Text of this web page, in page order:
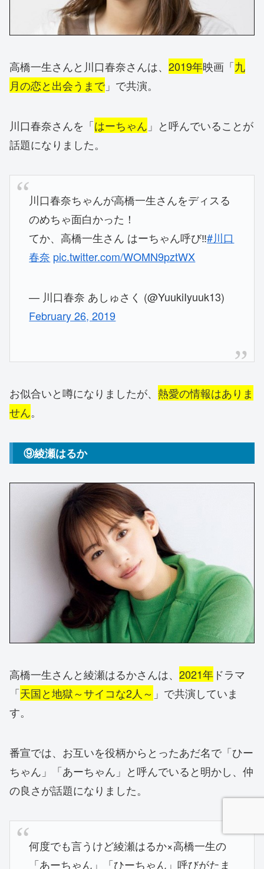
高橋一生さんと川口春奈さんは、 2019年映画「九
月の恋と出会うまで」で共演。
川口春奈さんを「はーちゃん 」と呼んでいることが
話題になりました。
川口春奈ちゃんが高橋一生さんをディスる
のめちゃ面白かった！
てか、高橋一生さん はーちゃん呼び‼︎#川口
春奈 pic.twitter.com/WOMN9pztWX
— 川口春奈 あしゅさく (@YuukiIyuuk13)
February 26, 2019
お似合いと噂になりましたが、 熱愛の情報はありま
せん。
⑨綾瀬はるか
高橋一生さんと綾瀬はるかさんは、 2021年 ドラマ
「天国と地獄～サイコな2人～ 」で共演していま
す。
番宣では、お互いを役柄からとったあだ名で「ひー
ちゃん」「あーちゃん」と呼んでいると明かし、仲
の良さが話題になりました。
何度でも言うけど綾瀬はるか×高橋一生の
「あーちゃん」「ひーちゃん」呼びがたま